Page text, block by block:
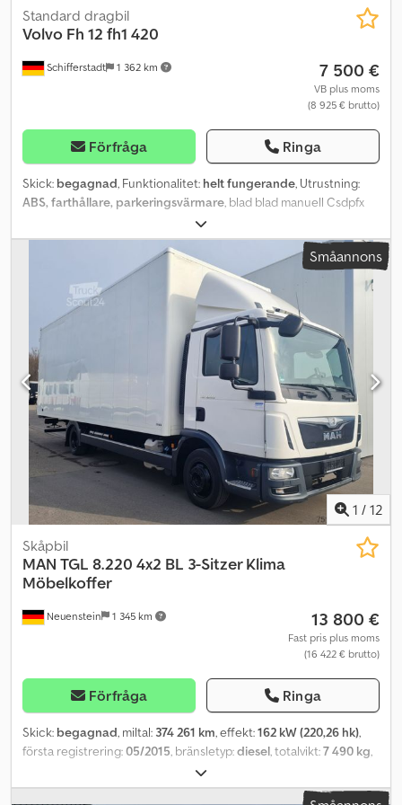
överenskommelse: B L Y S S transporttechnik GmbH Burenkamp
18-20 46286 Dorsten-Wulfen Tel.: .:.:.:.:.:.:.:.:.:.:.:.:.:.:.:.:.:.:.:.:.:.:.:.:.:.:.:.:.:.:.:.:
Sonnenbergstr. 5a 38723 Seesen Tel.:
=.=.=.=.=.=.=.=.=.=.=.=.=.=.=.=.=.=.=.=.=.=.=.=.=.=.=.=.=.=.=.=. =.=.=.=.=.
Bilderna behöver inte motsvara standardspecifikationen, tekniska
ändringar (t.ex. däckstorlekar) förbehålls.
Schifferstadt 1 362 km
Standard dragbil
Volvo Fh 12 fh1 420
7 500 €
VB plus moms
(8 925 € brutto)
Förfråga Ringa
Skick: begagnad, Funktionalitet: helt fungerande, Utrustning:
ABS, farthållare, parkeringsvärmare, blad blad manuell Csdpfx
Småannons
1 / 12
Neuenstein 1 345 km
Skåpbil
MAN TGL 8.220 4x2 BL 3-Sitzer Klima
Möbelkoffer
13 800 €
Fast pris plus moms
(16 422 € brutto)
Förfråga Ringa
Skick: begagnad, miltal: 374 261 km, effekt:162 kW (220,26 hk),
första registrering:05/2015, bränsletyp:diesel, totalvikt:7 490 kg,
, emissionsklass:
lastutrymmesvolym:46 m³, lastutrymmets längd:7 180 mm,